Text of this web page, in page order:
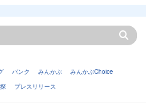
バンク みんかぶ
みんかぶChoice
プレスリリース